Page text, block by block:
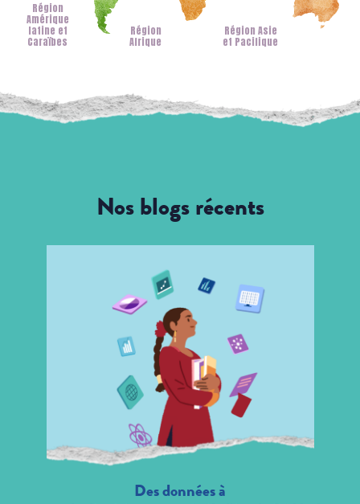
Région
Amérique
latine et
Caraïbes
Région
Afrique
Région Asie
et Pacifique
Nos blogs récents
Des données à